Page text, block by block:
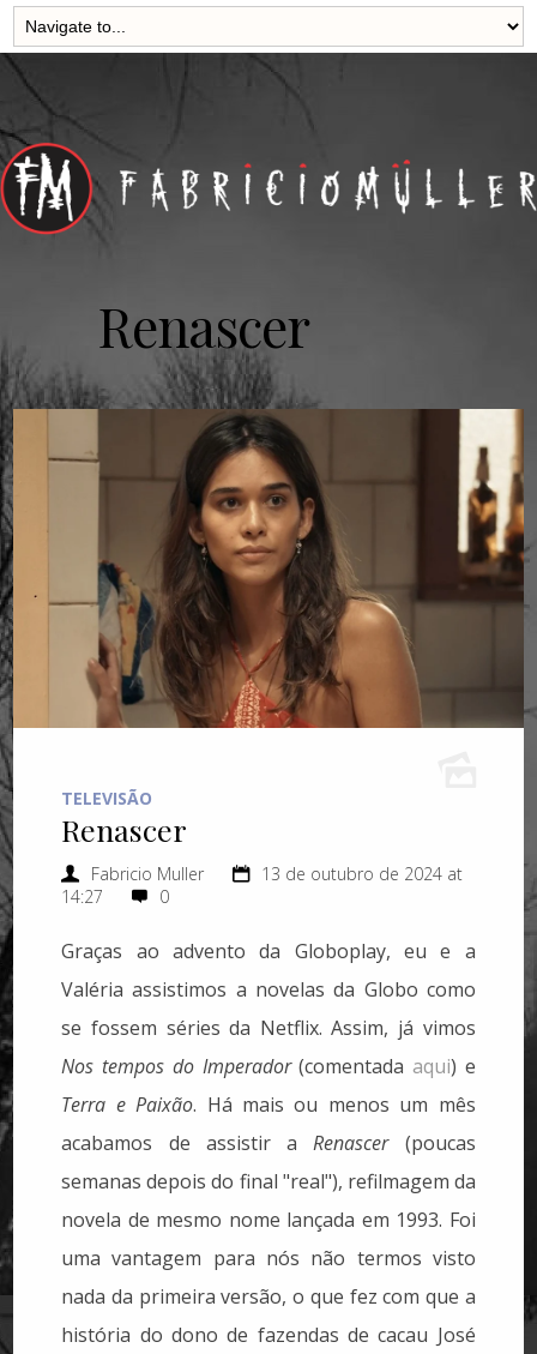
Renascer
TELEVISÃO
Renascer
Fabricio Muller
13 de outubro de 2024 at
14:27
0
Graças ao advento da Globoplay, eu e a
Valéria assistimos a novelas da Globo como
se fossem séries da Netflix. Assim, já vimos
Nos tempos do Imperador(comentadaaqui) e
Terra e Paixão. Há mais ou menos um mês
acabamos de assistir aRenascer(poucas
semanas depois do final "real"), refilmagem da
novela de mesmo nome lançada em 1993. Foi
uma vantagem para nós não termos visto
nada da primeira versão, o que fez com que a
história do dono de fazendas de cacau José